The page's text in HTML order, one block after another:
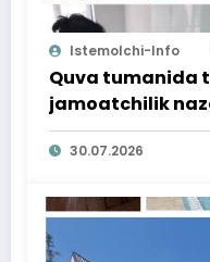
Istemolchi-Info
Quva tumanida
jamoatchilik
o‘rganildi
30.07.2026